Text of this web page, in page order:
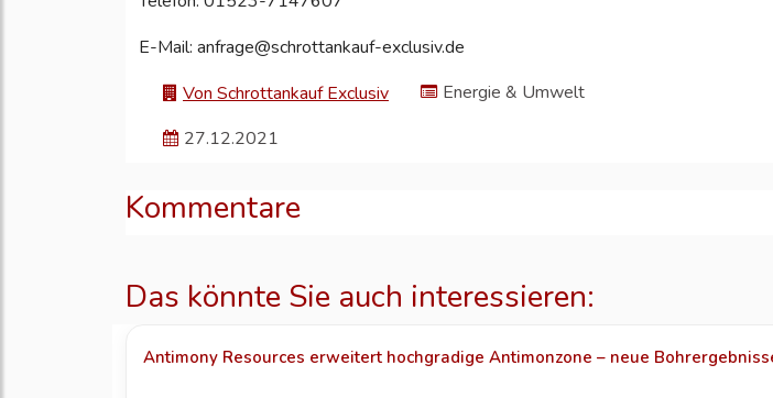
E-Mail: anfrage@schrottankauf-exclusiv.de
Von Schrottankauf Exclusiv
Energie & Umwelt
27.12.2021
Kommentare
Das könnte Sie auch interessieren:
Antimony Resources erweitert hochgradige Antimonzone – neue